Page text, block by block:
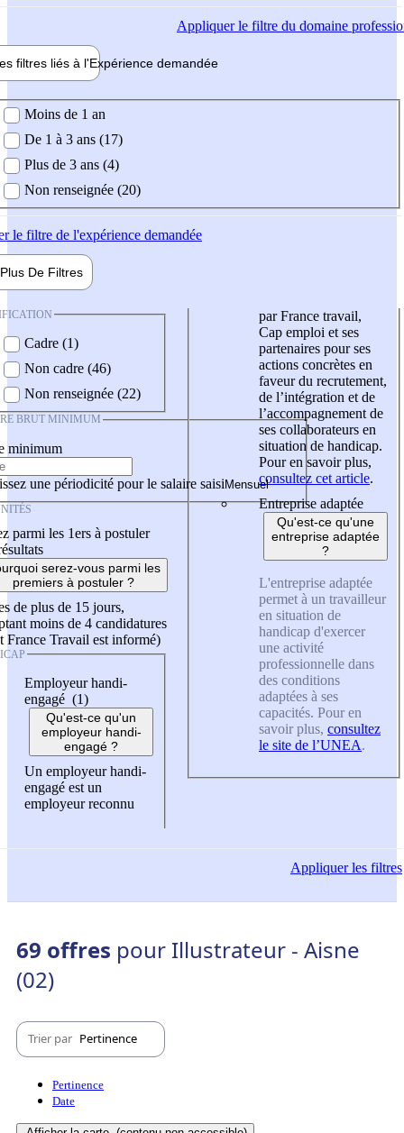
Appliquerle filtre du domaine
filtres liés à l'Expérience demandée
demandée
Moins de 1 an
De 1 à 3 ans (17)
Plus de 3 ans (4)
Non renseignée (20)
le filtre de l'expérience demandée
Plus De Filtres
Cadre (1)
Non cadre (46)
Non renseignée (22)
BRUT MINIMUM
minimum
une périodicité pour le salaire saisi
parmi les 1ers à postuler
serez-vous parmi les
premiers à postuler ?
de plus de 15 jours,
moins de 4 candidatures
France Travail est informé)
Employeur handi-
engagé (1)
Qu'est-ce qu'un
employeur handi-
engagé ?
Un employeur handi-
engagé est un
employeur reconnu
par France travail,
Cap emploi et ses
partenaires pour ses
actions concrètes en
faveur du recrutement,
de l’intégration et de
l’accompagnement de
ses collaborateurs en
situation de handicap.
Pour en savoir plus,
consultez cet article.
Entreprise adaptée
Qu'est-ce qu'une
entreprise adaptée
?
L'entreprise adaptée
permet à un travailleur
en situation de
handicap d'exercer
une activité
professionnelle dans
des conditions
adaptées à ses
capacités. Pour en
savoir plus, consultez
le site de l’UNEA.
Appliquerles filtres
69 offres pour Illustrateur - Aisne
(02)
Trier par Pertinence
Pertinence
Date